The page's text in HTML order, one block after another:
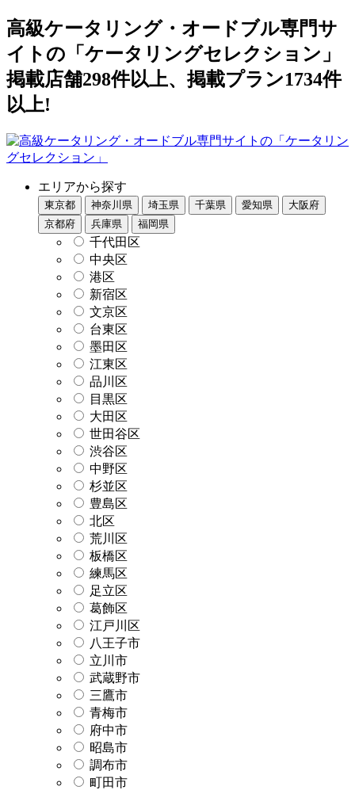
高級ケータリング・オードブル専門サ
イトの「ケータリングセレクション」
掲載店舗298件以上、掲載プラン1734件
以上!
エリアから探す
東京都 神奈川県 埼玉県 千葉県 愛知県
大阪府
京都府
兵庫県 福岡県
千代田区
中央区
港区
新宿区
文京区
台東区
墨田区
江東区
品川区
目黒区
大田区
世田谷区
渋谷区
中野区
杉並区
豊島区
北区
荒川区
板橋区
練馬区
足立区
葛飾区
江戸川区
八王子市
立川市
武蔵野市
三鷹市
青梅市
府中市
昭島市
調布市
町田市